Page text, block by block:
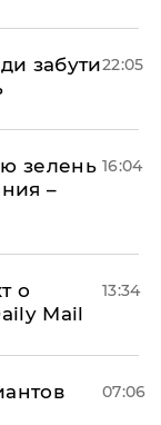
забути22:05
зелень
–
16:04
о
Mail
13:34
07:06